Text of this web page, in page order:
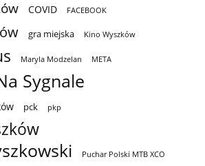
COVID FACEBOOK
gra miejska Kino Wyszków
Maryla Modzelan META
Sygnale
pck pkp
Puchar Polski MTB XCO